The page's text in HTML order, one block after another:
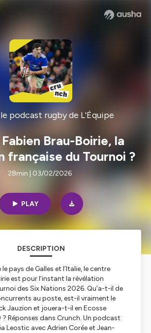
podcast rugby de L'Équipe
Brau-Boirie, la
française du Tournoi ?
28min | 03/02/2026
PLAY
DESCRIPTION
pays de Galles et l’Italie, le centre
est pour l’instant la révélation
des Six Nations 2026. Qu’a-t-il de
au poste, est-il vraiment le
Jauzion et jouera-t-il en Ecosse
? Réponses dans Crunch. Un podcast
Leostic avec Adrien Corée et Jean-